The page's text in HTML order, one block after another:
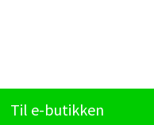
Til e-butikken